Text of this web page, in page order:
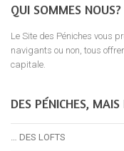
QUI SOMMES NOUS?
Le Site des Péniches vous
navigants ou non, tous
capitale.
DES PÉNICHES,
… DES LOFTS